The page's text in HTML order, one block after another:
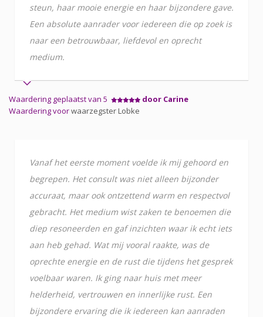
steun, haar mooie energie en haar bijzondere gave.
Een absolute aanrader voor iedereen die op zoek is
naar een betrouwbaar, liefdevol en oprecht
medium.
Waardering geplaatst van 5
door Carine
Waardering voorwaarzegster Lobke
Vanaf het eerste moment voelde ik mij gehoord en
begrepen. Het consult was niet alleen bijzonder
accuraat, maar ook ontzettend warm en respectvol
gebracht. Het medium wist zaken te benoemen die
diep resoneerden en gaf inzichten waar ik echt iets
aan heb gehad. Wat mij vooral raakte, was de
oprechte energie en de rust die tijdens het gesprek
voelbaar waren. Ik ging naar huis met meer
helderheid, vertrouwen en innerlijke rust. Een
bijzondere ervaring die ik iedereen kan aanraden